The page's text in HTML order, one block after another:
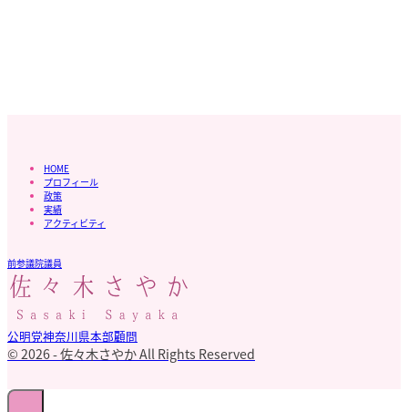
HOME
プロフィール
政策
実績
アクティビティ
前参議院議員
公明党神奈川県本部顧問
© 2026 - 佐々木さやか All Rights Reserved